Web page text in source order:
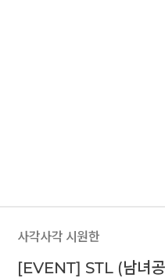
사각사각 시원한
[EVENT] STL (남녀공